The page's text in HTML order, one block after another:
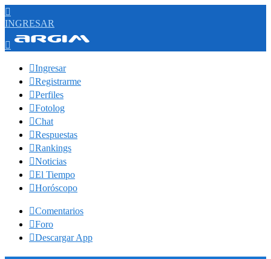

INGRESAR

Ingresar
Registrarme
Perfiles
Fotolog
Chat
Respuestas
Rankings
Noticias
El Tiempo
Horóscopo
Comentarios
Foro
Descargar App